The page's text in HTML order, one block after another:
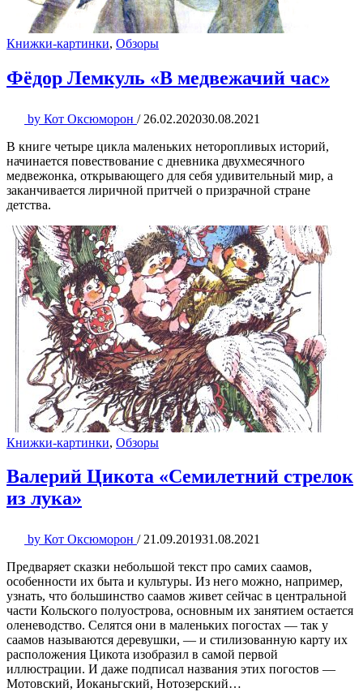
Книжки-картинки, Обзоры
Фёдор Лемкуль «В медвежачий час»
by Кот Оксюморон / 26.02.202030.08.2021
В книге четыре цикла маленьких неторопливых историй,
начинается повествование с дневника двухмесячного
медвежонка, открывающего для себя удивительный мир, а
заканчивается лиричной притчей о призрачной стране
детства.
Книжки-картинки, Обзоры
Валерий Цикота «Семилетний стрелок
из лука»
by Кот Оксюморон / 21.09.201931.08.2021
Предваряет сказки небольшой текст про самих саамов,
особенности их быта и культуры. Из него можно, например,
узнать, что большинство саамов живет сейчас в центральной
части Кольского полуострова, основным их занятием остается
оленеводство. Селятся они в маленьких погостах — так у
саамов называются деревушки, — и стилизованную карту их
расположения Цикота изобразил в самой первой
иллюстрации. И даже подписал названия этих погостов —
Мотовский, Иоканьгский, Нотозерский…